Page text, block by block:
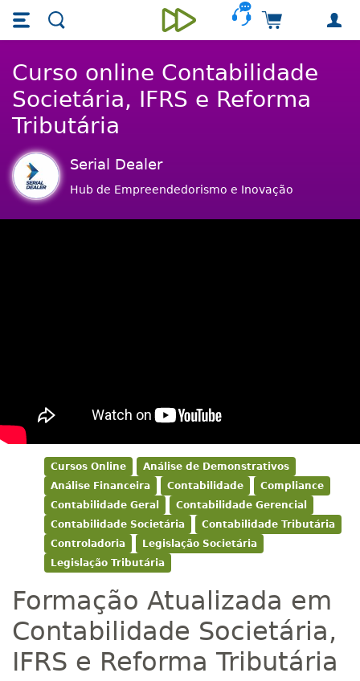
Skip main navigation
Skip to main content
Unieducar
Carrinho de
Curso online Contabilidade
Societária, IFRS e Reforma
Tributária
Serial Dealer
Hub de Empreendedorismo e Inovação
Cursos Online
Análise de Demonstrativos
Análise Financeira
Contabilidade
Compliance
Contabilidade Geral
Contabilidade Gerencial
Contabilidade Societária
Contabilidade Tributária
Controladoria
Legislação Societária
Legislação Tributária
Formação Atualizada em
Contabilidade Societária,
IFRS e Reforma Tributária